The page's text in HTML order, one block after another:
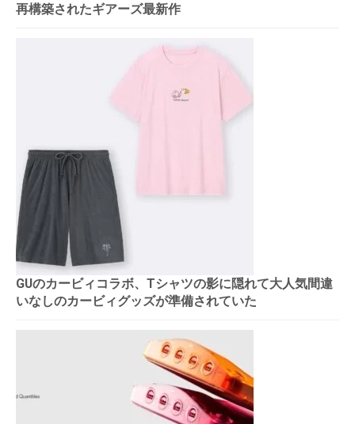
再構築されたギアーズ最新作
GUのカービィコラボ、Tシャツの影に隠れて大人気間違
いなしのカービィグッズが準備されていた